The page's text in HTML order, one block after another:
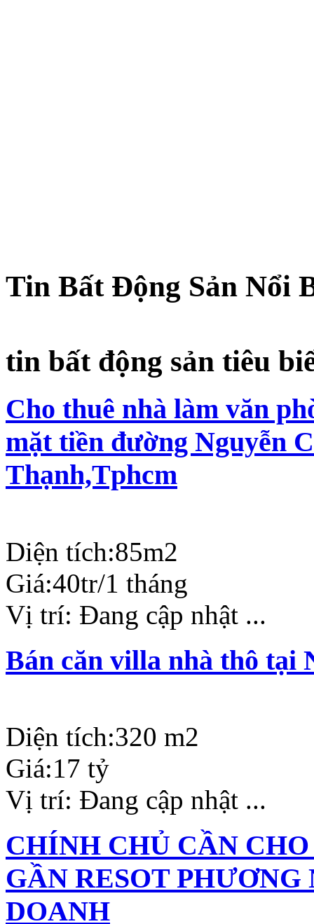
Tin Bất Động Sản Nổi
tin bất động sản tiêu
Cho thuê nhà làm văn
mặt tiền đường Nguyễn
Thạnh,Tphcm
Diện tích:85m2
Giá:40tr/1 tháng
Vị trí: Đang cập nhật ...
Bán căn villa nhà thô tại
Diện tích:320 m2
Giá:17 tỷ
Vị trí: Đang cập nhật ...
CHÍNH CHỦ CẦN
GẦN RESOT
DOANH